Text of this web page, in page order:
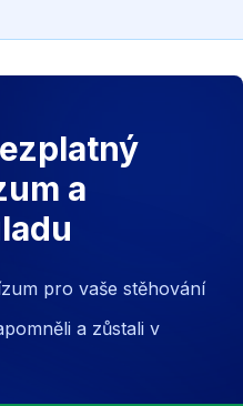
a
pro vaše stěhování
a zůstali v